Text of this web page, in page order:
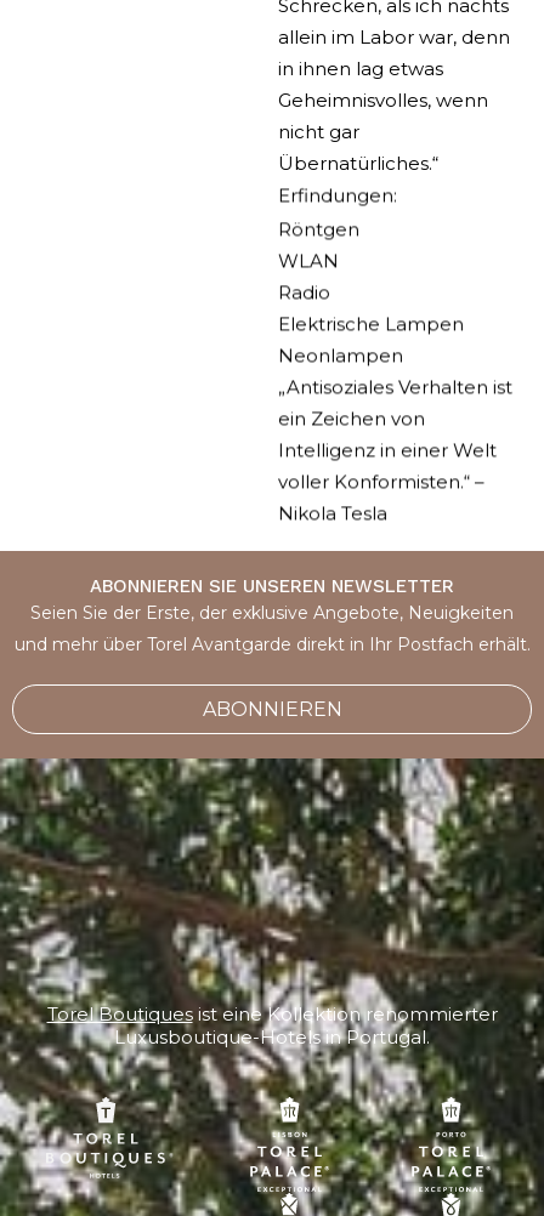
Schrecken, als ich nachts
allein im Labor war, denn
in ihnen lag etwas
Geheimnisvolles, wenn
nicht gar
Übernatürliches.“
Erfindungen:
Röntgen
WLAN
Radio
Elektrische Lampen
Neonlampen
„Antisoziales Verhalten ist
ein Zeichen von
Intelligenz in einer Welt
voller Konformisten.“ –
Nikola Tesla
ABONNIEREN SIE UNSEREN NEWSLETTER
Seien Sie der Erste, der exklusive Angebote, Neuigkeiten
und mehr über Torel Avantgarde direkt in Ihr Postfach erhält.
ABONNIEREN
Torel Boutiquesist eine Kollektion renommierter
Luxusboutique-Hotels in Portugal.